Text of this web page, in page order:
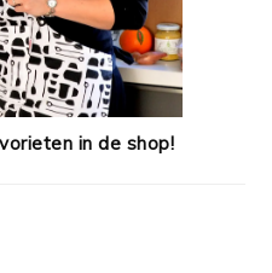
in de shop!